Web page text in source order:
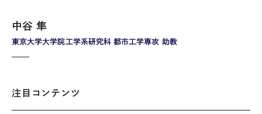
東京大学大学院工学系研究科 都市工学専攻 助教
中谷 隼
注目コンテンツ